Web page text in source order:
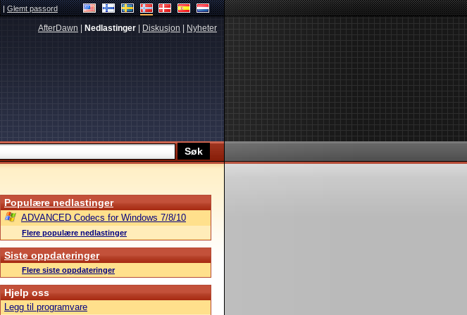
|Glemt passord
AfterDawn Nedlastinger Diskusjon Nyheter
Populære nedlastinger
ADVANCED Codecs for Windows 7/8/10
Flere populære nedlastinger
Siste oppdateringer
Flere siste oppdateringer
Hjelp oss
Legg til programvare